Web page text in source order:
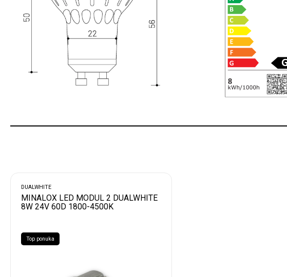
DUALWHITE
MINALOX LED MODUL 2 DUALWHITE
8W 24V 60D 1800-4500K
Top ponuka